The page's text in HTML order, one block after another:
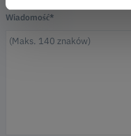
Wiadomość*